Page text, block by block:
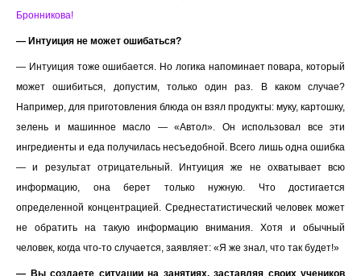
Бронникова!
— Интуиция не может ошибаться?
— Интуиция тоже ошибается. Но логика напоминает повара, который
может ошибиться, допустим, только один раз. В каком случае?
Например, для приготовления блюда он взял продукты: муку, картошку,
зелень и машинное масло — «Автол». Он использовал все эти
ингредиенты и еда получилась несъедобной. Всего лишь одна ошибка
— и результат отрицательный. Интуиция же не охватывает всю
информацию, она берет только нужную. Что достигается
определенной концентрацией. Среднестатистический человек может
не обратить на такую информацию внимания. Хотя и обычный
человек, когда что-то случается, заявляет: «Я же знал, что так будет!»